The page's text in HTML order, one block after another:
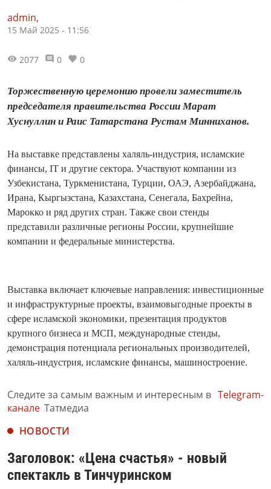
admin,
15 Май 2025 - 11:56
2077 0 0
Торжественную церемонию провели заместитель
председателя правительства России Марат
Хуснуллин и Раис Татарстана Рустам Минниханов.
На выставке представлены халяль-индустрия, исламские
финансы, IT и другие сектора. Участвуют компании из
Узбекистана, Туркменистана, Турции, ОАЭ, Азербайджана,
Ирана, Кыргызстана, Казахстана, Сенегала, Бахрейна,
Марокко и ряд других стран. Также свои стенды
представили различные регионы России, крупнейшие
компании и федеральные министерства.
Выставка включает ключевые направления: инвестиционные
и инфраструктурные проекты, взаимовыгодные проекты в
сфере исламской экономики, презентация продуктов
крупного бизнеса и МСП, международные стенды,
демонстрация потенциала региональных производителей,
халяль-индустрия, исламские финансы, машиностроение.
Следите за самым важным и интересным в Telegram-
канале Татмедиа
НОВОСТИ
Заголовок: «Цена счастья» - новый
спектакль в Тинчуринском